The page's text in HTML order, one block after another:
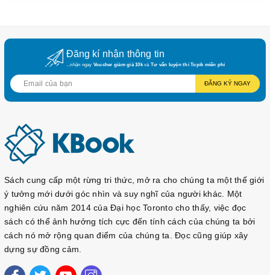
hóa và phong tục tập quán Việt Nam, làm phong phú thêm trải
nghiệm học tập của bạn.
4.Hỗ trợ từ giáo viên và trung tâm: Bộ sách đã được
nhiều giáo viên và trung tâm tiếng Việt tại Việt Nam công nhận
và khuyên dùng. Đây không chỉ là một tài liệu học tập mà còn
dạy.
5.
Thiết kế bắt mắt và dễ sử dụng
hình ảnh sinh động, bộ sách dễ dàng thu hút sự chú ý của
Kết luận
Đừng bỏ lỡ cơ hội nâng cao khả năng giao tiếp tiếng Việt
của bạn với bộ sách "바로 써먹는 베트남어 - Tiếng Việt cho
Người Hàn." Hãy để bộ sách này trở thành người bạn đồng
hành trên hành trình chinh phục ngôn ngữ tuyệt đẹp này. Chắc
Đăng kí nhận thông tin
...nhận ngay Voucher giảm giá 10kvà Tư vấn luyện thi Topik miễn phí
ĐĂNG KÝ NGAY
Sách cung cấp một rừng tri thức, mở ra cho chúng ta một thế giới
ý tưởng mới dưới góc nhìn và suy nghĩ của người khác. Một
nghiên cứu năm 2014 của Đại học Toronto cho thấy, việc đọc
sách có thể ảnh hưởng tích cực đến tính cách của chúng ta bởi
cách nó mở rộng quan điểm của chúng ta. Đọc cũng giúp xây
dựng sự đồng cảm.